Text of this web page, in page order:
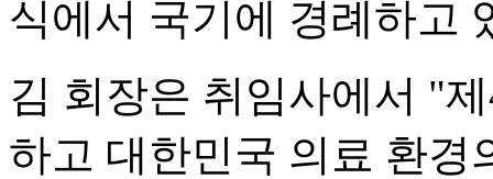
식에서 국기에 경례하고
김 회장은 취임사에서 "
하고 대한민국 의료 환경